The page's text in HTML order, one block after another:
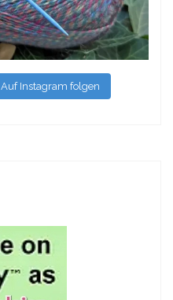
Auf Instagram folgen